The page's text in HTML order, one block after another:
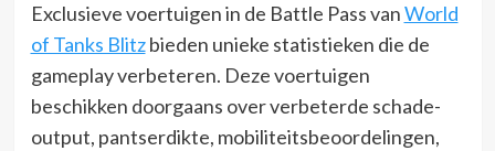
Exclusieve voertuigen in de Battle Pass vanWorld
of Tanks Blitzbieden unieke statistieken die de
gameplay verbeteren. Deze voertuigen
beschikken doorgaans over verbeterde schade-
output, pantserdikte, mobiliteitsbeoordelingen,